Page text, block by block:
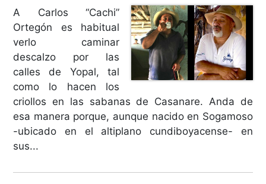
A Carlos “Cachi”
Ortegón es habitual
verlo caminar
descalzo por las
calles de Yopal, tal
como lo hacen los
criollos en las sabanas de Casanare. Anda de
esa manera porque, aunque nacido en Sogamoso
-ubicado en el altiplano cundiboyacense- en
sus...